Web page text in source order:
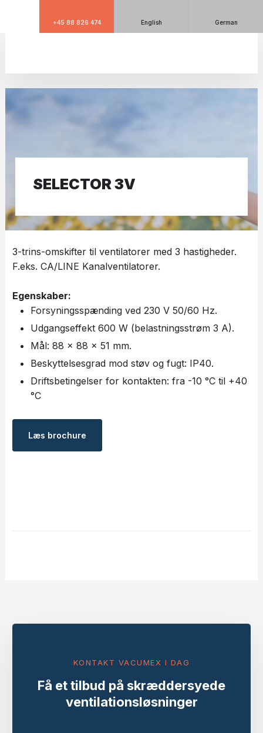
+45 88 826 474 English German
​SELECTOR 3V
3-trins-omskifter til ventilatorer med 3 hastigheder.
F.eks. CA/LINE Kanalventilatorer.
Egenskaber:
Forsyningsspænding ved 230 V 50/60 Hz.
Udgangseffekt 600 W (belastningsstrøm 3 A).
Mål: 88 x 88 x 51 mm.
Beskyttelsesgrad mod støv og fugt: IP40.
Driftsbetingelser for kontakten: fra -10 °C til +40
°C
Læs ​brochure
KONTAKT VACUMEX I DAG
Få et tilbud på skræddersyede
ventilationsløsninger